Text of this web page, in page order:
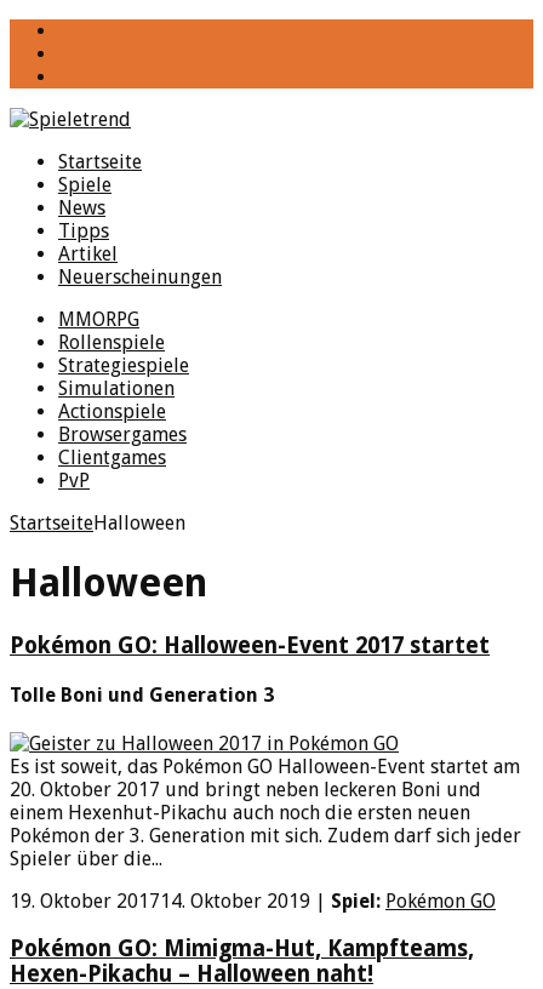
Startseite
Spiele
News
Tipps
Artikel
Neuerscheinungen
MMORPG
Rollenspiele
Strategiespiele
Simulationen
Actionspiele
Browsergames
Clientgames
PvP
StartseiteHalloween
Halloween
Pokémon GO: Halloween-Event 2017 startet
Tolle Boni und Generation 3
Es ist soweit, das Pokémon GO Halloween-Event startet am
20. Oktober 2017 und bringt neben leckeren Boni und
einem Hexenhut-Pikachu auch noch die ersten neuen
Pokémon der 3. Generation mit sich. Zudem darf sich jeder
Spieler über die...
19. Oktober 201714. Oktober 2019 Spiel: Pokémon GO
Pokémon GO: Mimigma-Hut, Kampfteams,
Hexen-Pikachu – Halloween naht!